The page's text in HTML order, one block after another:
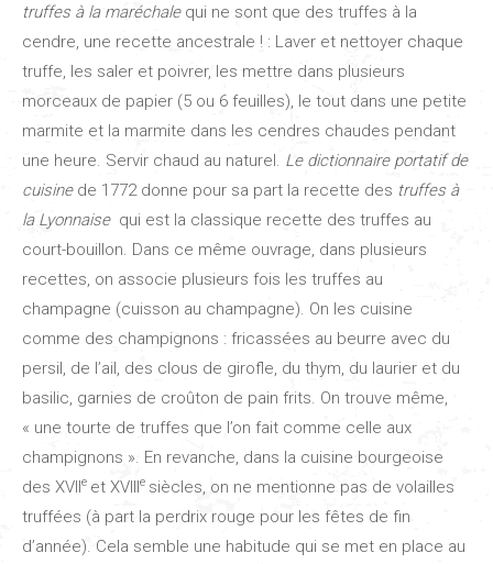
truffes à la maréchalequi ne sont que des truffes à la
cendre, une recette ancestrale ! : Laver et nettoyer chaque
truffe, les saler et poivrer, les mettre dans plusieurs
morceaux de papier (5 ou 6 feuilles), le tout dans une petite
marmite et la marmite dans les cendres chaudes pendant
une heure. Servir chaud au naturel. Le dictionnaire portatif de
cuisinede 1772 donne pour sa part la recette des truffes à
la Lyonnaisequi est la classique recette des truffes au
court-bouillon. Dans ce même ouvrage, dans plusieurs
recettes, on associe plusieurs fois les truffes au
champagne (cuisson au champagne). On les cuisine
comme des champignons : fricassées au beurre avec du
persil, de l’ail, des clous de girofle, du thym, du laurier et du
basilic, garnies de croûton de pain frits. On trouve même,
« une tourte de truffes que l’on fait comme celle aux
champignons ». En revanche, dans la cuisine bourgeoise
des XVIIe et XVIIIe siècles, on ne mentionne pas de volailles
truffées (à part la perdrix rouge pour les fêtes de fin
d’année). Cela semble une habitude qui se met en place au